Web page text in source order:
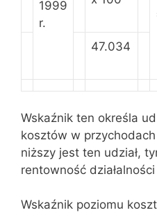
1999
r.
47.034
Wskaźnik ten określa
kosztów w
niższy jest ten udział,
rentowność
Wskaźnik poziomu